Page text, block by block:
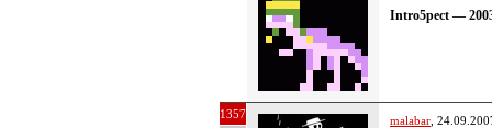
Intro5pect —
1357 malabar ,